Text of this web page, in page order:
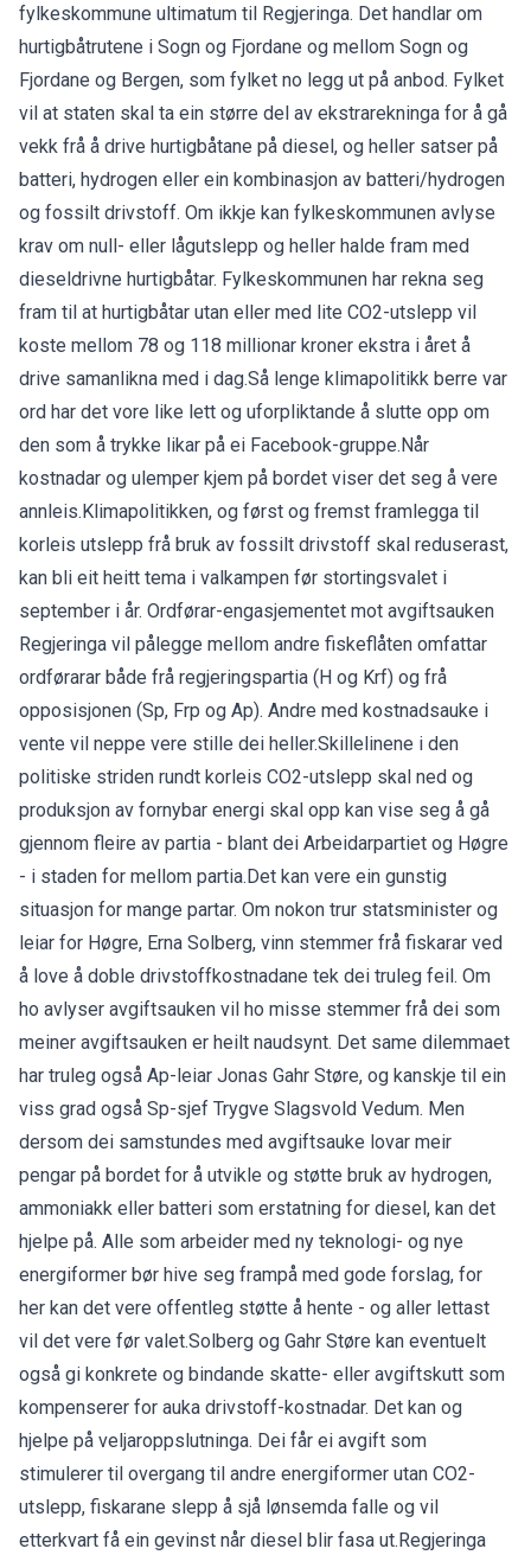
fylkeskommune ultimatum til Regjeringa. Det handlar om
hurtigbåtrutene i Sogn og Fjordane og mellom Sogn og
Fjordane og Bergen, som fylket no legg ut på anbod. Fylket
vil at staten skal ta ein større del av ekstrarekninga for å gå
vekk frå å drive hurtigbåtane på diesel, og heller satser på
batteri, hydrogen eller ein kombinasjon av batteri/hydrogen
og fossilt drivstoff. Om ikkje kan fylkeskommunen avlyse
krav om null- eller lågutslepp og heller halde fram med
dieseldrivne hurtigbåtar. Fylkeskommunen har rekna seg
fram til at hurtigbåtar utan eller med lite CO2-utslepp vil
koste mellom 78 og 118 millionar kroner ekstra i året å
drive samanlikna med i dag.Så lenge klimapolitikk berre var
ord har det vore like lett og uforpliktande å slutte opp om
den som å trykke likar på ei Facebook-gruppe.Når
kostnadar og ulemper kjem på bordet viser det seg å vere
annleis.Klimapolitikken, og først og fremst framlegga til
korleis utslepp frå bruk av fossilt drivstoff skal reduserast,
kan bli eit heitt tema i valkampen før stortingsvalet i
september i år. Ordførar-engasjementet mot avgiftsauken
Regjeringa vil pålegge mellom andre fiskeflåten omfattar
ordførarar både frå regjeringspartia (H og Krf) og frå
opposisjonen (Sp, Frp og Ap). Andre med kostnadsauke i
vente vil neppe vere stille dei heller.Skillelinene i den
politiske striden rundt korleis CO2-utslepp skal ned og
produksjon av fornybar energi skal opp kan vise seg å gå
gjennom fleire av partia - blant dei Arbeidarpartiet og Høgre
- i staden for mellom partia.Det kan vere ein gunstig
situasjon for mange partar. Om nokon trur statsminister og
leiar for Høgre, Erna Solberg, vinn stemmer frå fiskarar ved
å love å doble drivstoffkostnadane tek dei truleg feil. Om
ho avlyser avgiftsauken vil ho misse stemmer frå dei som
meiner avgiftsauken er heilt naudsynt. Det same dilemmaet
har truleg også Ap-leiar Jonas Gahr Støre, og kanskje til ein
viss grad også Sp-sjef Trygve Slagsvold Vedum. Men
dersom dei samstundes med avgiftsauke lovar meir
pengar på bordet for å utvikle og støtte bruk av hydrogen,
ammoniakk eller batteri som erstatning for diesel, kan det
hjelpe på. Alle som arbeider med ny teknologi- og nye
energiformer bør hive seg frampå med gode forslag, for
her kan det vere offentleg støtte å hente - og aller lettast
vil det vere før valet.Solberg og Gahr Støre kan eventuelt
også gi konkrete og bindande skatte- eller avgiftskutt som
kompenserer for auka drivstoff-kostnadar. Det kan og
hjelpe på veljaroppslutninga. Dei får ei avgift som
stimulerer til overgang til andre energiformer utan CO2-
utslepp, fiskarane slepp å sjå lønsemda falle og vil
etterkvart få ein gevinst når diesel blir fasa ut.Regjeringa